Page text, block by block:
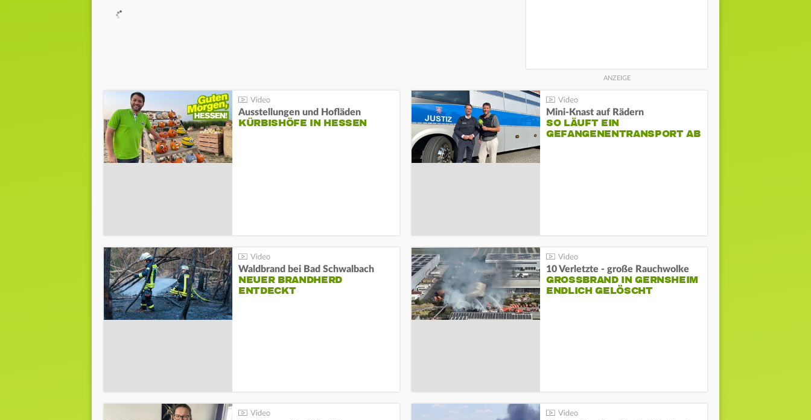
Ausstellungen und Hofläden
KÜRBISHÖFE IN HESSEN
Mini-Knast auf Rädern
SO LÄUFT EIN
GEFANGENENTRANSPORT AB
Waldbrand bei Bad Schwalbach
NEUER BRANDHERD
ENTDECKT
10 Verletzte - große Rauchwolke
GROSSBRAND IN GERNSHEIM E
NDLICH GELÖSCHT